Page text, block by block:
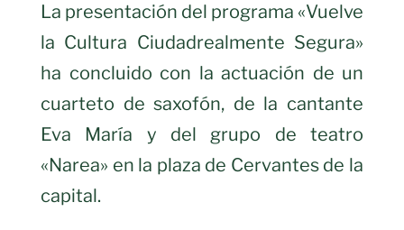
La presentación del programa «Vuelve
la Cultura Ciudadrealmente Segura»
ha concluido con la actuación de un
cuarteto de saxofón, de la cantante
Eva María y del grupo de teatro
«Narea» en la plaza de Cervantes de la
capital.